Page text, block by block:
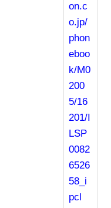
on.c
o.jp/
phon
eboo
k/M0
200
5/16
201/I
LSP
0082
6526
58_i
pcl